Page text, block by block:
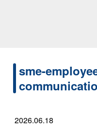
sme-
2026.06.18